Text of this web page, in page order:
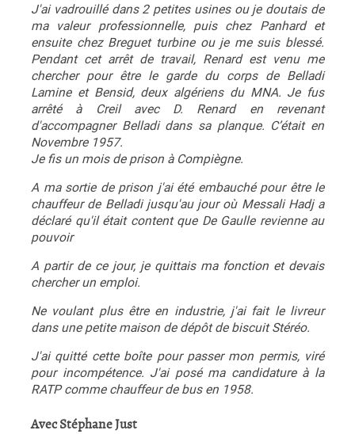
J'ai vadrouillé dans 2 petites usines ou je doutais de
ma valeur professionnelle, puis chez Panhard et
ensuite chez Breguet turbine ou je me suis blessé.
Pendant cet arrêt de travail, Renard est venu me
chercher pour être le garde du corps de Belladi
Lamine et Bensid, deux algériens du MNA. Je fus
arrêté à Creil avec D. Renard en revenant
d'accompagner Belladi dans sa planque. C’était en
Novembre 1957.
Je fis un mois de prison à Compiègne.
A ma sortie de prison j'ai été embauché pour être le
chauffeur de Belladi jusqu'au jour où Messali Hadj a
déclaré qu'il était content que De Gaulle revienne au
pouvoir
A partir de ce jour, je quittais ma fonction et devais
chercher un emploi.
Ne voulant plus être en industrie, j'ai fait le livreur
dans une petite maison de dépôt de biscuit Stéréo.
J'ai quitté cette boîte pour passer mon permis, viré
pour incompétence. J'ai posé ma candidature à la
RATP comme chauffeur de bus en 1958.
Avec Stéphane Just